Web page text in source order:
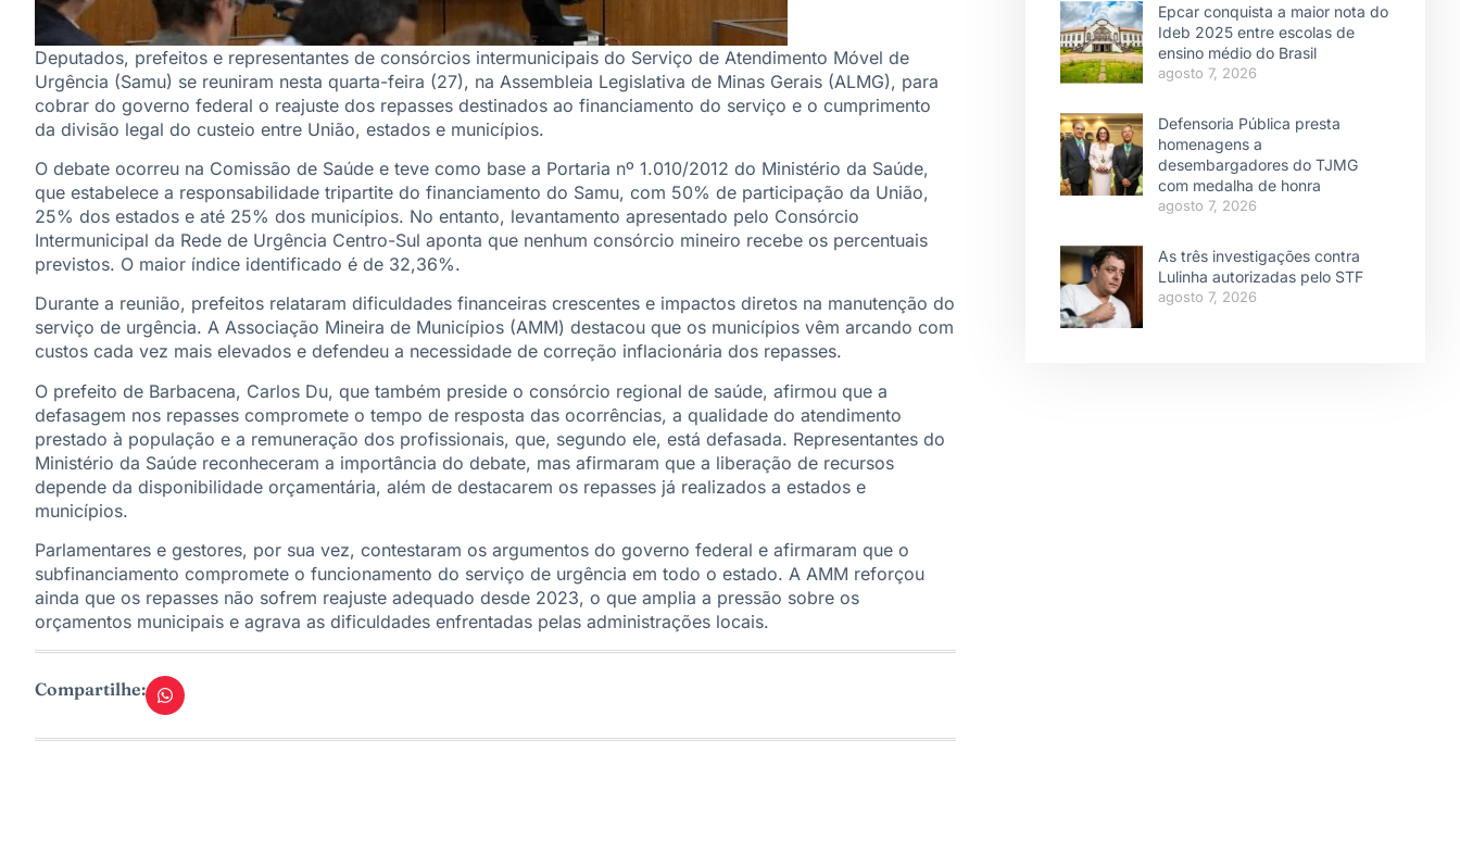
Deputados, prefeitos e representantes de consórcios intermunicipais do Serviço de Atendimento Móvel de
Urgência (Samu) se reuniram nesta quarta-feira (27), na Assembleia Legislativa de Minas Gerais (ALMG), para
cobrar do governo federal o reajuste dos repasses destinados ao financiamento do serviço e o cumprimento
da divisão legal do custeio entre União, estados e municípios.
O debate ocorreu na Comissão de Saúde e teve como base a Portaria nº 1.010/2012 do Ministério da Saúde,
que estabelece a responsabilidade tripartite do financiamento do Samu, com 50% de participação da União,
25% dos estados e até 25% dos municípios. No entanto, levantamento apresentado pelo Consórcio
Intermunicipal da Rede de Urgência Centro-Sul aponta que nenhum consórcio mineiro recebe os percentuais
previstos. O maior índice identificado é de 32,36%.
Durante a reunião, prefeitos relataram dificuldades financeiras crescentes e impactos diretos na manutenção do
serviço de urgência. A Associação Mineira de Municípios (AMM) destacou que os municípios vêm arcando com
custos cada vez mais elevados e defendeu a necessidade de correção inflacionária dos repasses.
O prefeito de Barbacena, Carlos Du, que também preside o consórcio regional de saúde, afirmou que a
defasagem nos repasses compromete o tempo de resposta das ocorrências, a qualidade do atendimento
prestado à população e a remuneração dos profissionais, que, segundo ele, está defasada. Representantes do
Ministério da Saúde reconheceram a importância do debate, mas afirmaram que a liberação de recursos
depende da disponibilidade orçamentária, além de destacarem os repasses já realizados a estados e
municípios.
Parlamentares e gestores, por sua vez, contestaram os argumentos do governo federal e afirmaram que o
subfinanciamento compromete o funcionamento do serviço de urgência em todo o estado. A AMM reforçou
ainda que os repasses não sofrem reajuste adequado desde 2023, o que amplia a pressão sobre os
orçamentos municipais e agrava as dificuldades enfrentadas pelas administrações locais.
Compartilhe:
Epcar conquista a maior nota do
Ideb 2025 entre escolas de
ensino médio do Brasil
agosto 7, 2026
Defensoria Pública presta
homenagens a
desembargadores do TJMG
com medalha de honra
agosto 7, 2026
As três investigações contra
Lulinha autorizadas pelo STF
agosto 7, 2026